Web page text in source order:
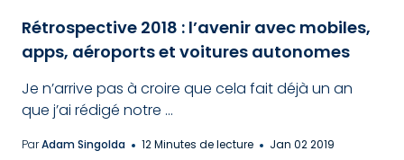
Rétrospective 2018 : l’avenir avec mobiles,
apps, aéroports et voitures autonomes
Je n’arrive pas à croire que cela fait déjà un an
que j’ai rédigé notre ...
ParAdam Singolda 12 Minutes de lecture Jan 02 2019